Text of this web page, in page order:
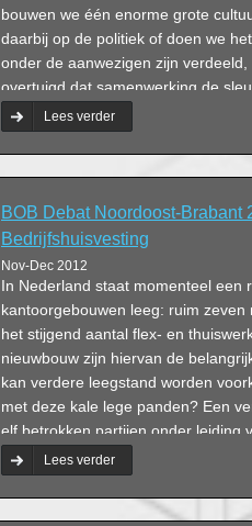
bouwen we één enorme grote
daarbij op de politiek of doen we
onder de aanwezigen zijn
overtuigd dat samenwerking de
Lees verder
BOB Debat Noordoost-Brabant
Bedrijfshuisvesting
Nov-Dec 2012
In Nederland staat momenteel een
kantoorgebouwen leeg: ruim zeven
het stijgend aantal flex- en
nieuwbouw zijn hiervan de
kan verdere leegstand worden
met deze kale lege panden? Een
elf betrokken partijen onder leiding
communicatiespecialist Bert Damen.
Lees verder